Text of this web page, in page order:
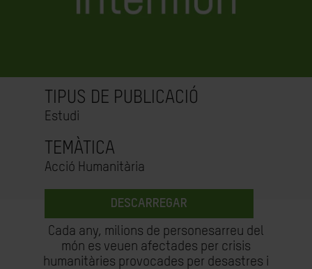
TIPUS DE PUBLICACIÓ
Estudi
TEMÀTICA
Acció Humanitària
DESCARREGAR
Cada any, milions de personesarreu del
món es veuen afectades per crisis
humanitàries provocades per desastres i